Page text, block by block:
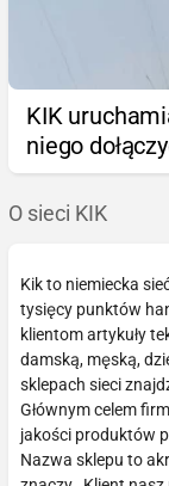
KIK
niego
O sieci KIK
Kik to niemiecka
tysięcy punktów
klientom artykuły
damską, męską,
sklepach sieci
Głównym celem
jakości produktów
Nazwa sklepu to